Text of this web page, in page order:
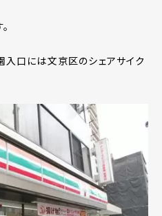
口には文京区のシェアサイク